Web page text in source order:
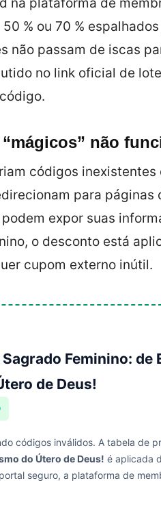
na plataforma de
% ou 70 %
não passam de iscas
no link oficial de
não
códigos inexistentes
para
expor suas
o desconto está
cupom externo inútil.
Feminino: de
de Deus!
códigos inválidos. A tabela de
do Útero de Deus! é aplicada
seguro, a plataforma de